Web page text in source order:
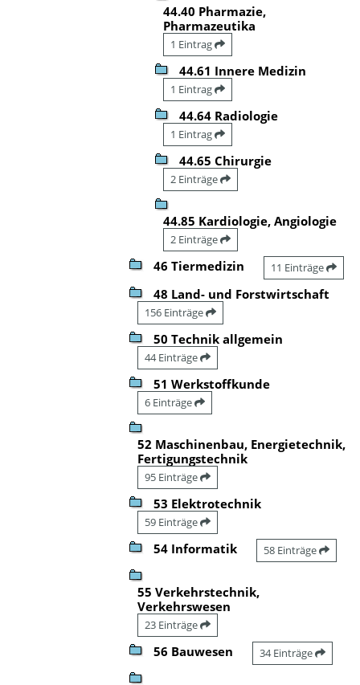
44.40 Pharmazie,
Pharmazeutika
1 Eintrag
44.61 Innere Medizin
1 Eintrag
44.64 Radiologie
1 Eintrag
44.65 Chirurgie
2 Einträge
44.85 Kardiologie, Angiologie
2 Einträge
46 Tiermedizin 11 Einträge
48 Land- und Forstwirtschaft
156 Einträge
50 Technik allgemein
44 Einträge
51 Werkstoffkunde
6 Einträge
52 Maschinenbau, Energietechnik,
Fertigungstechnik
95 Einträge
53 Elektrotechnik
59 Einträge
54 Informatik 58 Einträge
55 Verkehrstechnik,
Verkehrswesen
23 Einträge
56 Bauwesen 34 Einträge